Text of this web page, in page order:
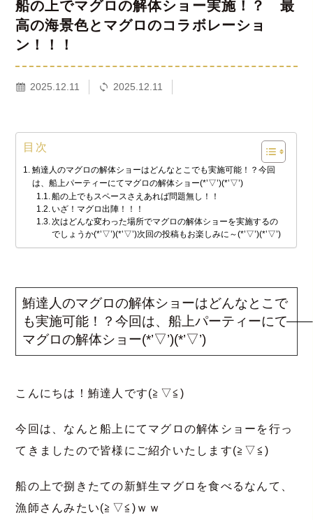
船の上でマグロの解体ショー実施！？ 最
高の海景色とマグロのコラボレーショ
ン！！！
2025.12.11 2025.12.11
目次
鮪達人のマグロの解体ショーはどんなとこでも実施可能！？今回
は、船上パーティーにてマグロの解体ショー(*’▽’)(*’▽’)
船の上でもスペースさえあれば問題無し！！
いざ！マグロ出陣！！！
次はどんな変わった場所でマグロの解体ショーを実施するの
でしょうか(*’▽’)(*’▽’)次回の投稿もお楽しみに～(*’▽’)(*’▽’)
鮪達人のマグロの解体ショーはどんなとこで
も実施可能！？今回は、船上パーティーにて
マグロの解体ショー(*’▽’)(*’▽’)
こんにちは！鮪達人です(≧▽≦)
今回は、なんと船上にてマグロの解体ショーを行っ
てきましたので皆様にご紹介いたします(≧▽≦)
船の上で捌きたての新鮮生マグロを食べるなんて、
漁師さんみたい(≧▽≦)ｗｗ